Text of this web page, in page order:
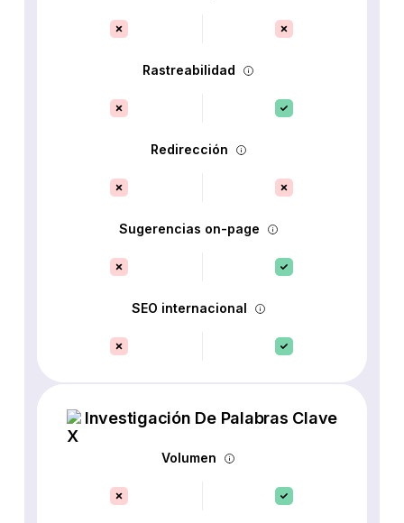
Rastreabilidad
Redirección
Sugerencias on-page
SEO internacional
Investigación De Palabras Clave
Volumen